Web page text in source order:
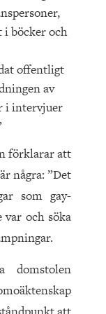
i böcker och
offentligt
av
i intervjuer
förklarar att
några: ”Det
som gay-
var och söka
domstolen